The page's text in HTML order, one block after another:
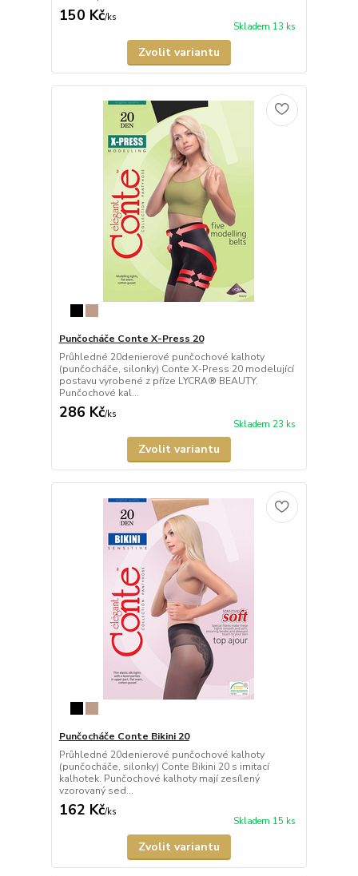
150 Kč/ks
Skladem 13 ks
Zvolit variantu
Punčocháče Conte X-Press 20
Průhledné 20denierové punčochové kalhoty
(punčocháče, silonky) Conte X-Press 20 modelující
postavu vyrobené z příze LYCRA® BEAUTY.
Punčochové kal...
286 Kč/ks
Skladem 23 ks
Zvolit variantu
Punčocháče Conte Bikini 20
Průhledné 20denierové punčochové kalhoty
(punčocháče, silonky) Conte Bikini 20 s imitací
kalhotek. Punčochové kalhoty mají zesílený
vzorovaný sed...
162 Kč/ks
Skladem 15 ks
Zvolit variantu